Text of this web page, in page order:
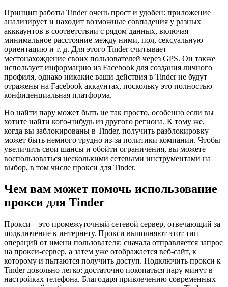
Принцип работы Tinder очень прост и удобен: приложение
анализирует и находит возможные совпадения у разных
акккаунтов в соответствии с рядом данных, включая
минимальное расстояние между ними, пол, сексуальную
ориентацию и т. д. Для этого Tinder считывает
местонахождение своих пользователей через GPS. Он также
использует информацию из Facebook для создания личного
профиля, однако никакие ваши действия в Tinder не будут
отражены на Facebook аккаунтах, поскольку это полностью
конфиденциальная платформа.
Но найти пару может быть не так просто, особенно если вы
хотите найти кого-нибудь из другого региона. К тому же,
когда вы заблокированы в Tinder, получить разблокировку
может быть немного трудно из-за политики компании. Чтобы
увеличить свои шансы и обойти ограничения, вы можете
воспользоваться несколькими сетевыми инструментами на
выбор, в том числе прокси для Tinder.
Чем вам может помочь использование
прокси для Tinder
Прокси – это промежуточный сетевой сервер, отвечающий за
подключение к интернету. Прокси выполняют этот тип
операций от имени пользователя: сначала отправляется запрос
на прокси-сервер, а затем уже отображается веб-сайт, к
которому и пытаются получить доступ. Подключить прокси к
Tinder довольно легко: достаточно покопаться пару минут в
настройках телефона. Благодаря привлечению современных